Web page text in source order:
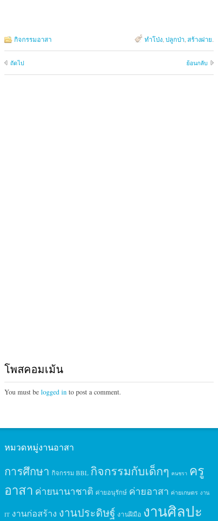
กิจกรรมอาสา ทำโป่ง,ปลูกป่า,สร้างฝาย.
ถัดไป ย้อนกลับ
โพสคอมเม้น
You must be logged into post a comment.
หมวดหมู่งานอาสา
การศึกษา กิจกรรม BBL กิจกรรมกับเด็กๆ คนชรา ครู
อาสา ค่ายนานาชาติ ค่ายอนุรักษ์ ค่ายอาสา ค่ายเกษตร งาน
IT งานก่อสร้าง งานประดิษฐ์ งานฝีมือ งานศิลปะ